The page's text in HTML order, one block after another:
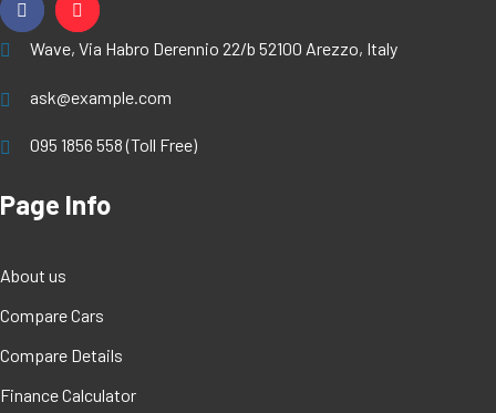
Wave, Via Habro Derennio 22/b 52100 Arezzo, Italy
ask@example.com
095 1856 558 (Toll Free)
Page Info
About us
Compare Cars
Compare Details
Finance Calculator